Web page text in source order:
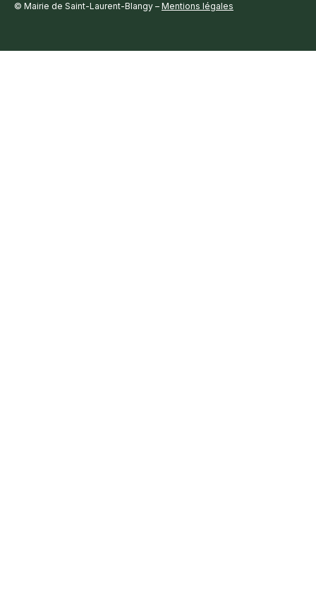
© Mairie de Saint-Laurent-Blangy – Mentions légales